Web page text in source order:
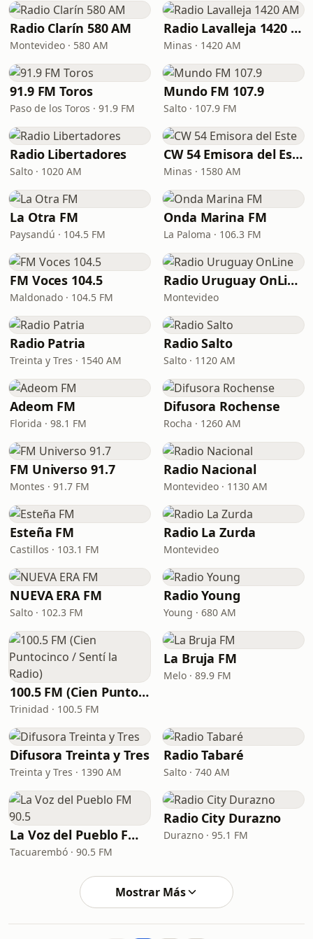
Radio Clarín 580 AM
Montevideo · 580 AM
Radio Lavalleja 1420 AM
Minas · 1420 AM
91.9 FM Toros
Paso de los Toros · 91.9 FM
Mundo FM 107.9
Salto · 107.9 FM
Radio Libertadores
Salto · 1020 AM
CW 54 Emisora del Este
Minas · 1580 AM
La Otra FM
Paysandú · 104.5 FM
Onda Marina FM
La Paloma · 106.3 FM
FM Voces 104.5
Maldonado · 104.5 FM
Radio Uruguay OnLine
Montevideo
Radio Patria
Treinta y Tres · 1540 AM
Radio Salto
Salto · 1120 AM
Adeom FM
Florida · 98.1 FM
Difusora Rochense
Rocha · 1260 AM
FM Universo 91.7
Montes · 91.7 FM
Radio Nacional
Montevideo · 1130 AM
Esteña FM
Castillos · 103.1 FM
Radio La Zurda
Montevideo
NUEVA ERA FM
Salto · 102.3 FM
Radio Young
Young · 680 AM
100.5 FM (Cien Puntocinco / Sentí la Radio)
Trinidad · 100.5 FM
La Bruja FM
Melo · 89.9 FM
Difusora Treinta y Tres
Treinta y Tres · 1390 AM
Radio Tabaré
Salto · 740 AM
La Voz del Pueblo FM 90.5
Tacuarembó · 90.5 FM
Radio City Durazno
Durazno · 95.1 FM
Mostrar Más